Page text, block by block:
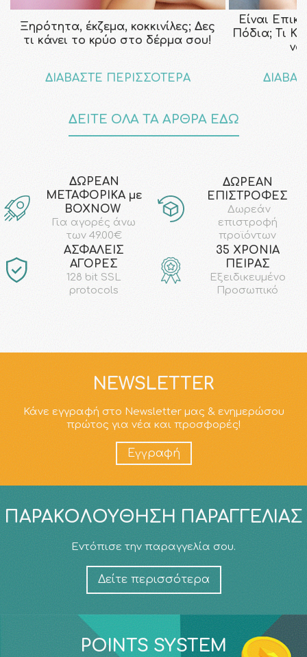
Ξηρότητα, έκζεμα, κοκκινίλες; Δες
τι κάνει το κρύο στο δέρμα σου!
ΔΙΑΒΑΣΤΕ ΠΕΡΙΣΣΟΤΕΡΑ
Είναι
Πόδια; Τι
να
ΔΕΙΤΕ ΟΛΑ ΤΑ ΑΡΘΡΑ ΕΔΩ
ΔΩΡΕΑΝ
ΜΕΤΑΦΟΡΙΚΑ με
ΒΟΧΝΟW
Για αγορές άνω
των 49.00€
ΔΩΡΕΑΝ
ΕΠΙΣΤΡΟΦΕΣ
Δωρεάν
επιστροφή
προϊόντων
AΣΦΑΛΕΙΣ
ΑΓΟΡΕΣ
128 bit SSL
protocols
35 ΧΡΟΝΙΑ
ΠΕΙΡΑΣ
Εξειδικευμένο
Προσωπικό
NEWSLETTER
Κάνε εγγραφή στο Newsletter μας & ενημερώσου
πρώτος για νέα και προσφορές!
Εγγραφή
ΠΑΡΑΚΟΛΟΎΘΗΣΗ ΠΑΡΑΓΓΕΛΊΑΣ
Εντόπισε την παραγγελία σου.
Δείτε περισσότερα
POINTS SYSTEM